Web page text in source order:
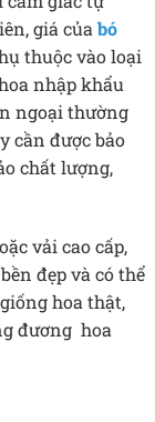
giá củabó
thuộc vào loại
nhập khẩu
ngoại thường
cần được bảo
chất lượng,
vải cao cấp,
đẹp và có thể
hoa thật,
đương hoa